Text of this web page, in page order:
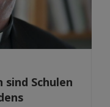
sind Schulen